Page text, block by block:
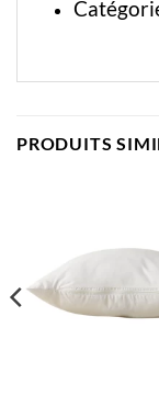
PRODUITS